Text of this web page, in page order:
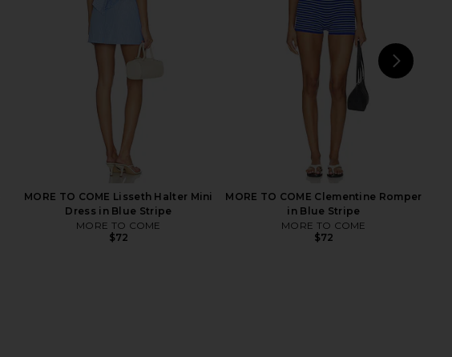
Steve Madden
$109
MORE TO COME Lisseth Halter Mini
Dress in Blue Stripe
MORE TO COME
$72
MORE TO COME Clementine Romper
in Blue Stripe
MORE TO COME
$72